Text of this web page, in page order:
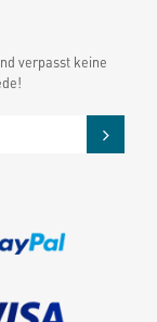
verpasst keine